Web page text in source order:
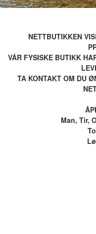
NETTBUTIKKEN
VÅR FYSISKE BUTIKK
TA KONTAKT OM DU
Man, Tir,